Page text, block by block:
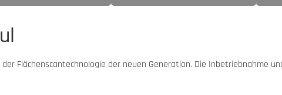
Flächenscantechnologie der neuen Generation. Die Inbetriebnahme